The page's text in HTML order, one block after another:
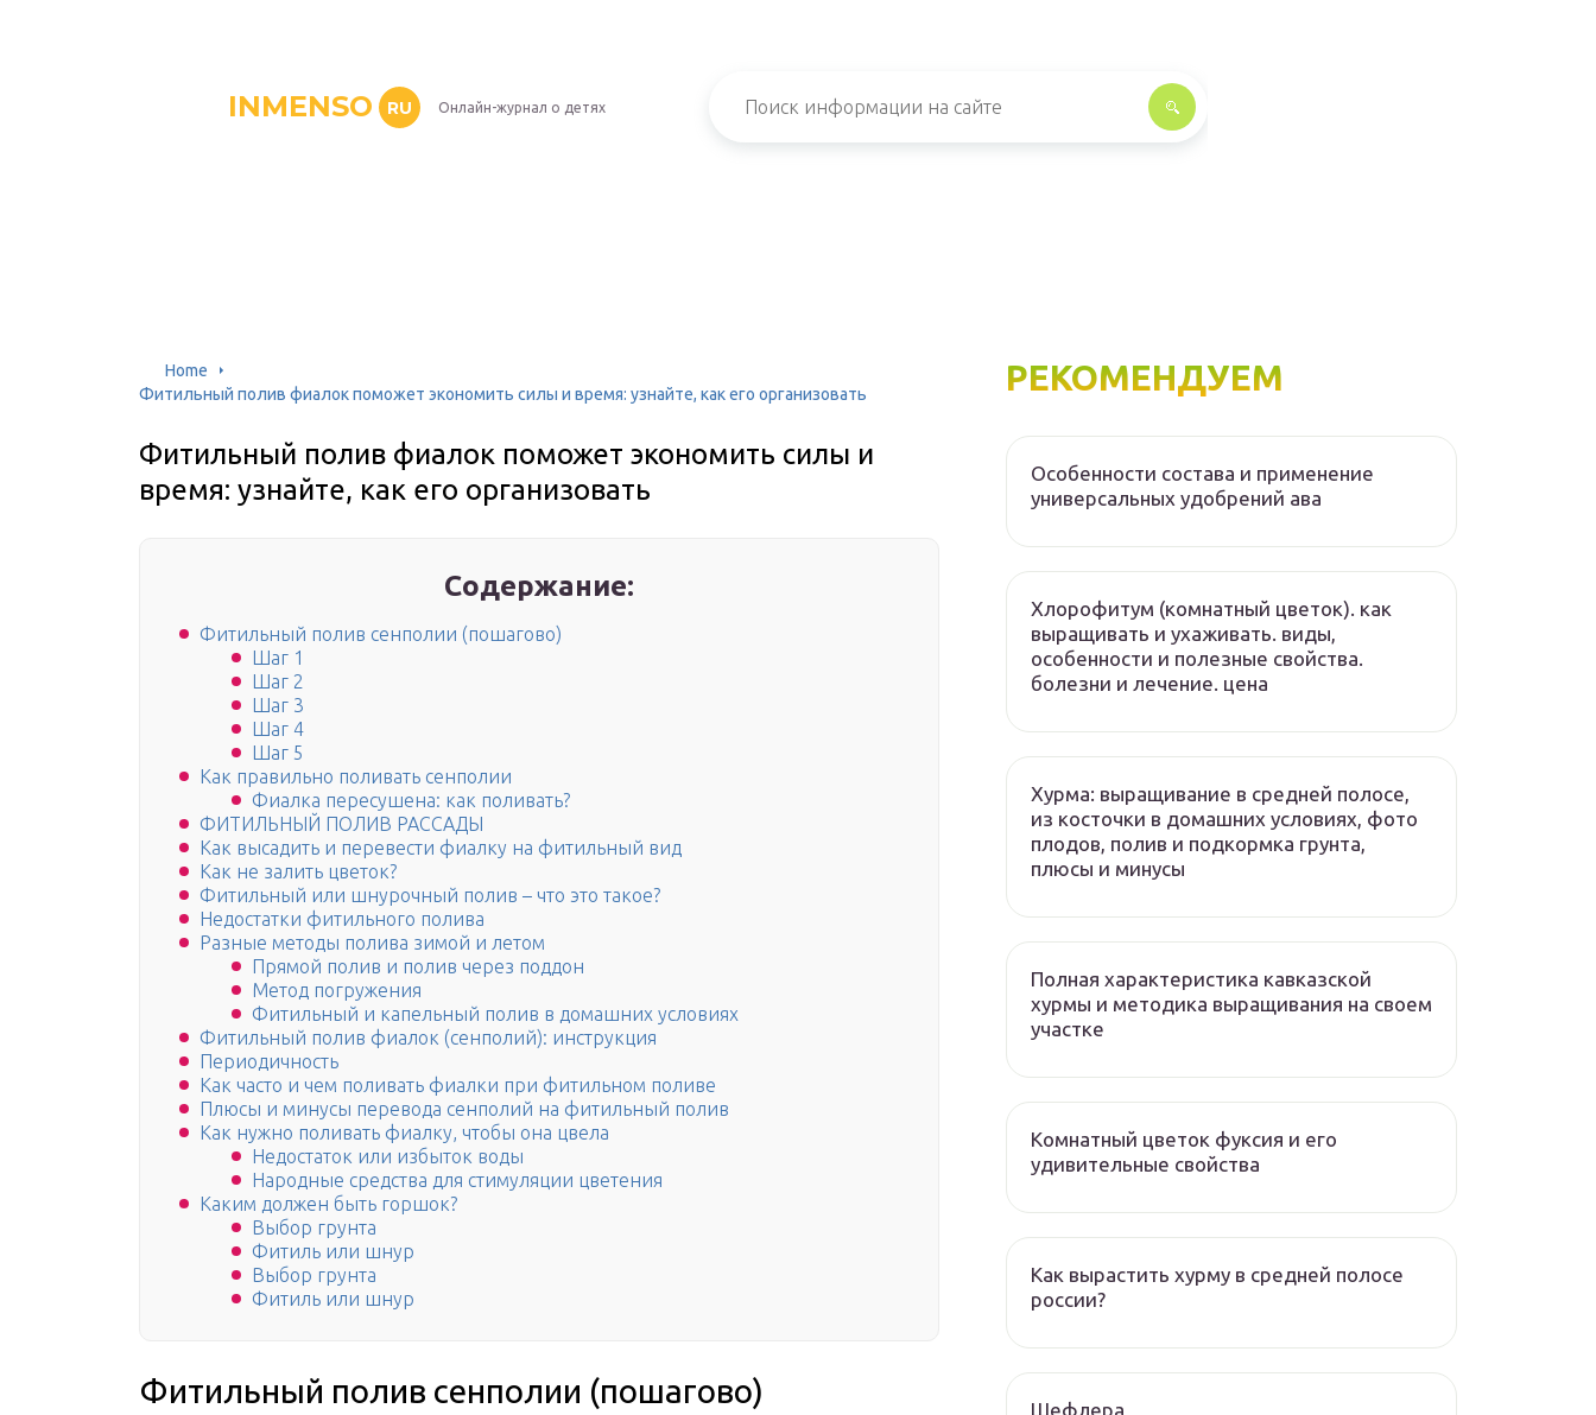
INMENSO RU Онлайн-журнал о детях
Home
Фитильный полив фиалок поможет экономить силы и время: узнайте, как его организовать
Фитильный полив фиалок поможет экономить силы и
время: узнайте, как его организовать
Содержание:
Фитильный полив сенполии (пошагово)
Шаг 1
Шаг 2
Шаг 3
Шаг 4
Шаг 5
Как правильно поливать сенполии
Фиалка пересушена: как поливать?
ФИТИЛЬНЫЙ ПОЛИВ РАССАДЫ
Как высадить и перевести фиалку на фитильный вид
Как не залить цветок?
Фитильный или шнурочный полив – что это такое?
Недостатки фитильного полива
Разные методы полива зимой и летом
Прямой полив и полив через поддон
Метод погружения
Фитильный и капельный полив в домашних условиях
Фитильный полив фиалок (сенполий): инструкция
Периодичность
Как часто и чем поливать фиалки при фитильном поливе
Плюсы и минусы перевода сенполий на фитильный полив
Как нужно поливать фиалку, чтобы она цвела
Недостаток или избыток воды
Народные средства для стимуляции цветения
Каким должен быть горшок?
Выбор грунта
Фитиль или шнур
Выбор грунта
Фитиль или шнур
Фитильный полив сенполии (пошагово)
РЕКОМЕНДУЕМ
Особенности состава и применение
универсальных удобрений ава
Хлорофитум (комнатный цветок). как
выращивать и ухаживать. виды,
особенности и полезные свойства.
болезни и лечение. цена
Хурма: выращивание в средней полосе,
из косточки в домашних условиях, фото
плодов, полив и подкормка грунта,
плюсы и минусы
Полная характеристика кавказской
хурмы и методика выращивания на своем
участке
Комнатный цветок фуксия и его
удивительные свойства
Как вырастить хурму в средней полосе
россии?
Шефлера